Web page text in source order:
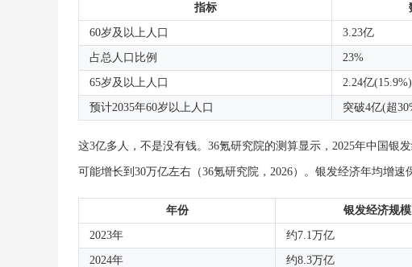
指标
60岁及以上人口 3.23亿
占总人口比例 23%
65岁及以上人口 2.24亿(15.9%)
预计2035年60岁以上人口 突破4亿(超
这3亿多人，不是没有钱。36氪研究院的测算显示，2025年中国银
可能增长到30万亿左右（36氪研究院，2026）。银发经济年均增速
年份 银发经济规模
2023年 约7.1万亿
2024年 约8.3万亿